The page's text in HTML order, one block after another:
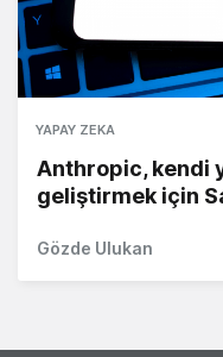
YAPAY ZEKA
Anthropic, kendi
geliştirmek için
Gözde Ulukan